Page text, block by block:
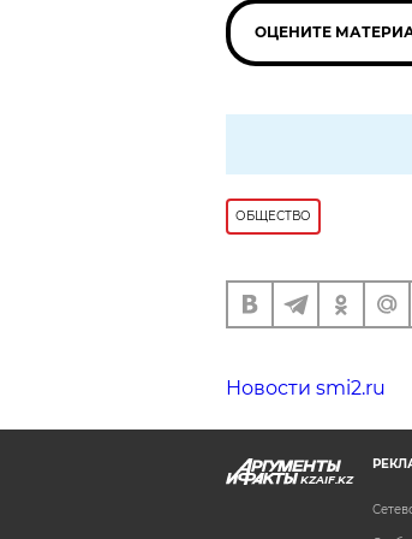
ОЦЕНИТЕ
ОБЩЕСТВО
Новости smi2.ru
KZAIF.KZ